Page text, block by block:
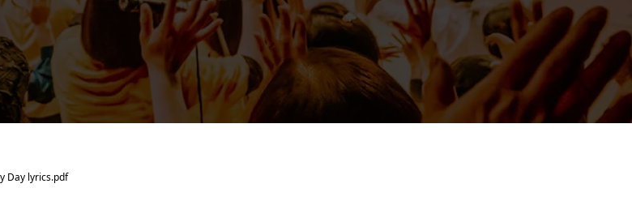
Day lyrics.pdf